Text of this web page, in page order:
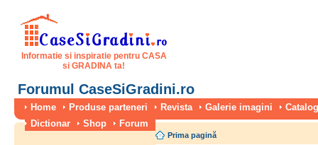
Informatie si inspiratie pentru CASA
si GRADINA ta!
Forumul CaseSiGradini.ro
Home Produse parteneri Revista Galerie imagini
Dictionar
Shop Forum
Prima pagină